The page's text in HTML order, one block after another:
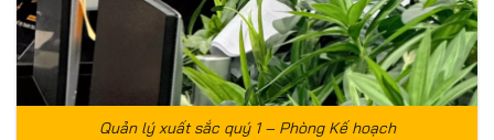
Quản lý xuất sắc quý 1 – Phòng Kế hoạch